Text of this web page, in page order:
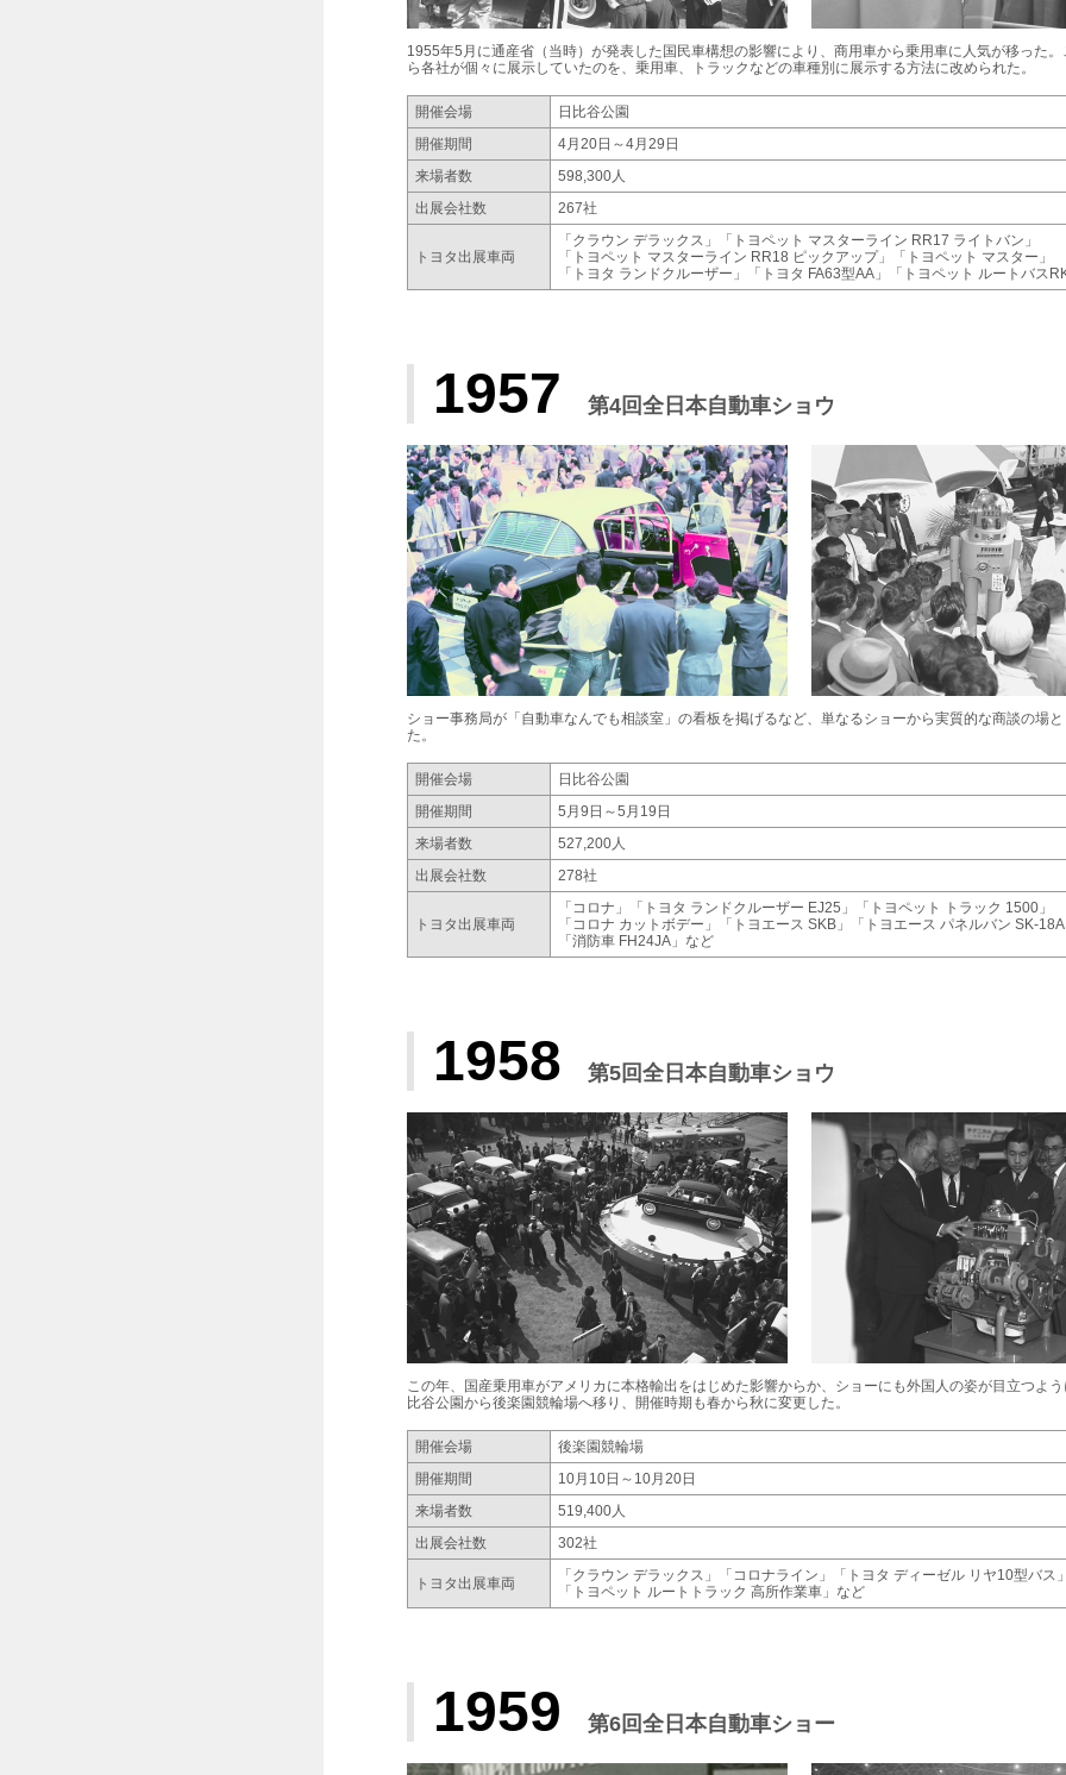
1955年5月に通産省（当時）が発表した国民車構想の影響により、商用車から乗用車に人気が移った
ら各社が個々に展示していたのを、乗用車、トラックなどの車種別に展示する方法に改められた。
開催会場
日比谷公園
開催期間
4月20日～4月29日
来場者数
598,300人
出展会社数
267社
トヨタ出展車両
「クラウン デラックス」
「トヨペット マスターライン RR17 ライトバン」
「トヨペット マスターライン RR18 ピックアップ」
「トヨペット マスター」
「トヨタ ランドクルーザー」
「トヨタ FA63型AA」 「トヨペット ルートバス
1957 第4回全日本自動車ショウ
ショー事務局が「自動車なんでも相談室」の看板を掲げるなど、単なるショーから実質的な商談の場
た。
開催会場
日比谷公園
開催期間
5月9日～5月19日
来場者数
527,200人
出展会社数
278社
トヨタ出展車両
「コロナ」 「トヨタ ランドクルーザー EJ25」
「トヨペット トラック 1500」
「コロナ カットボデー」
「トヨエース SKB」
「トヨエース パネルバン SK-
「消防車 FH24JA」 など
1958 第5回全日本自動車ショウ
この年、国産乗用車がアメリカに本格輸出をはじめた影響からか、ショーにも外国人の姿が目立つよ
比谷公園から後楽園競輪場へ移り、開催時期も春から秋に変更した。
開催会場
後楽園競輪場
開催期間
10月10日～10月20日
来場者数
519,400人
出展会社数
302社
トヨタ出展車両 「クラウン デラックス」「コロナライン」
「トヨタ ディーゼル リヤ10型バス
「トヨペット ルートトラック 高所作業車」など
1959 第6回全日本自動車ショー